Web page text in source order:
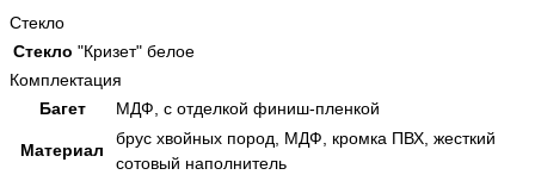
Стекло
Стекло "Кризет" белое
Комплектация
Багет
МДФ, с отделкой финиш-пленкой
Материал
брус хвойных пород, МДФ, кромка ПВХ, жесткий
сотовый наполнитель